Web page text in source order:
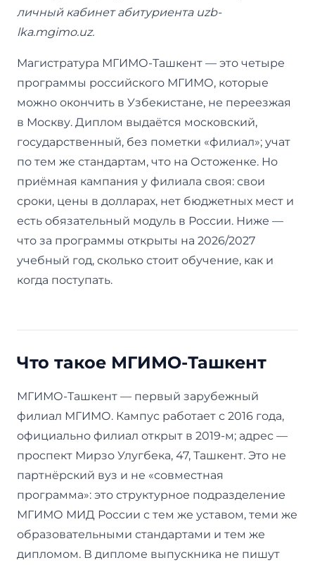
личный кабинет абитуриента uzb-
lka.mgimo.uz.
Магистратура МГИМО-Ташкент — это четыре
программы российского МГИМО, которые
можно окончить в Узбекистане, не переезжая
в Москву. Диплом выдаётся московский,
государственный, без пометки «филиал»; учат
по тем же стандартам, что на Остоженке. Но
приёмная кампания у филиала своя: свои
сроки, цены в долларах, нет бюджетных мест и
есть обязательный модуль в России. Ниже —
что за программы открыты на 2026/2027
учебный год, сколько стоит обучение, как и
когда поступать.
Что такое МГИМО-Ташкент
МГИМО-Ташкент — первый зарубежный
филиал МГИМО. Кампус работает с 2016 года,
официально филиал открыт в 2019-м; адрес —
проспект Мирзо Улугбека, 47, Ташкент. Это не
партнёрский вуз и не «совместная
программа»: это структурное подразделение
МГИМО МИД России с тем же уставом, теми же
образовательными стандартами и тем же
дипломом. В дипломе выпускника не пишут